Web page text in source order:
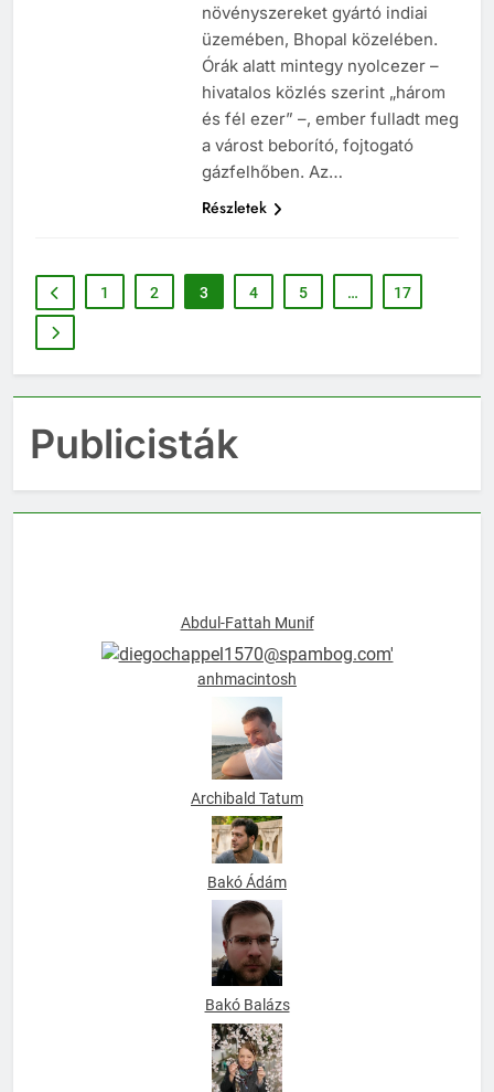
Union Carbide vegyipari cég
növényszereket gyártó indiai
üzemében, Bhopal közelében.
Órák alatt mintegy nyolcezer –
hivatalos közlés szerint „három
és fél ezer” –, ember fulladt meg
a várost beborító, fojtogató
1 2 3 4 5 … 17
Publicisták
Abdul-Fattah Munif
anhmacintosh
Archibald Tatum
Bakó Ádám
Bakó Balázs